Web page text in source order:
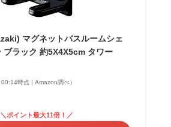
マグネットバスルームシェ
ブラック 約5X4X5cm タワー
時点 | Amazon調べ）
＼ポイント最大11倍！／